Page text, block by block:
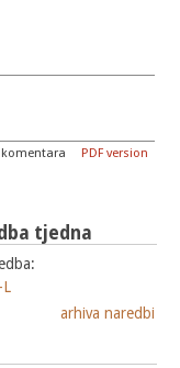
PDF version
tjedna
L
arhiva naredbi